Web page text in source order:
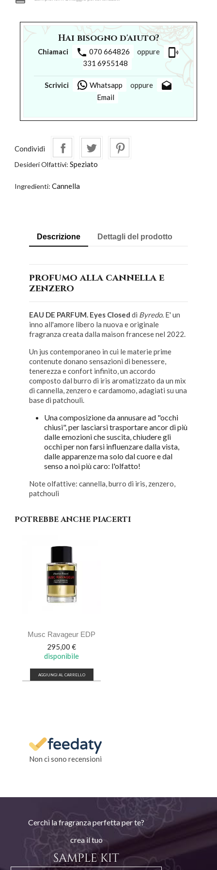
Hai bisogno d'aiuto?
Chiamaci phone 070 664826 oppure phonelink_ring
331 6955148
Scrivici Whatsapp oppure drafts
Email
Condividi
Desideri Olfattivi: Speziato
Ingredienti: Cannella
Descrizione Dettagli del prodotto
profumo alla cannella e
zenzero
EAU DE PARFUM. Eyes Closed di Byredo. E' un
inno all'amore libero la nuova e originale
fragranza creata dalla maison francese nel 2022.
Un jus contemporaneo in cui le materie prime
contenute donano sensazioni di benessere,
tenerezza e confort infinito, un accordo
composto dal burro di iris aromatizzato da un mix
di cannella, zenzero e cardamomo, adagiati su una
base di patchouli.
Una composizione da annusare ad "occhi
chiusi", per lasciarsi trasportare ancor di più
dalle emozioni che suscita, chiudere gli
occhi per non farsi influenzare dalla vista,
dalle apparenze ma solo dal cuore e dal
senso a noi più caro: l'olfatto!
Note olfattive: cannella, burro di iris, zenzero,
patchouli
POTREBBE ANCHE PIACERTI
Musc Ravageur EDP
Prezzo
295,00 €
disponibile
AGGIUNGI AL CARRELLO
Non ci sono recensioni
Cerchi la fragranza perfetta per te?
crea il tuo
SAMPLE KIT